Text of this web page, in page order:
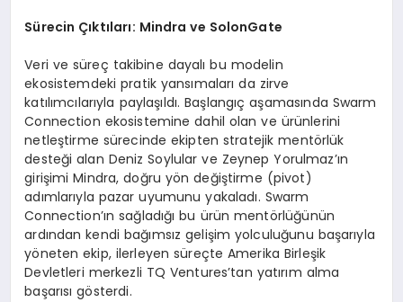
Sürecin Çıktıları: Mindra ve SolonGate
Veri ve süreç takibine dayalı bu modelin
ekosistemdeki pratik yansımaları da zirve
katılımcılarıyla paylaşıldı. Başlangıç aşamasında Swarm
Connection ekosistemine dahil olan ve ürünlerini
netleştirme sürecinde ekipten stratejik mentörlük
desteği alan Deniz Soylular ve Zeynep Yorulmaz’ın
girişimi Mindra, doğru yön değiştirme (pivot)
adımlarıyla pazar uyumunu yakaladı. Swarm
Connection’ın sağladığı bu ürün mentörlüğünün
ardından kendi bağımsız gelişim yolculuğunu başarıyla
yöneten ekip, ilerleyen süreçte Amerika Birleşik
Devletleri merkezli TQ Ventures’tan yatırım alma
başarısı gösterdi.